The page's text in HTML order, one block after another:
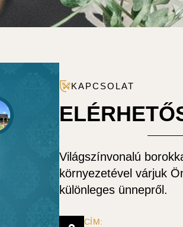
KAPCSOLAT
Világszínvonalú
környezetével várjuk
különleges ünnepről.
CÍM: